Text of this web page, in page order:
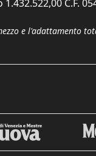
C.F.
e l'adattamento